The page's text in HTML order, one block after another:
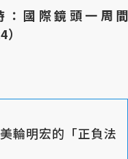
：國際鏡頭一周間
輪明宏的「正負法